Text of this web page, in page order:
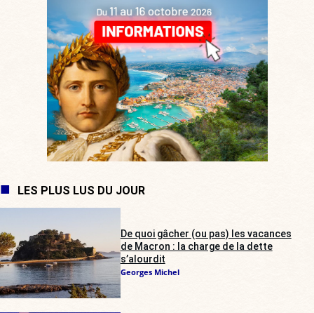
LES PLUS LUS DU JOUR
De quoi gâcher (ou pas) les vacances
de Macron : la charge de la dette
s’alourdit
Georges Michel